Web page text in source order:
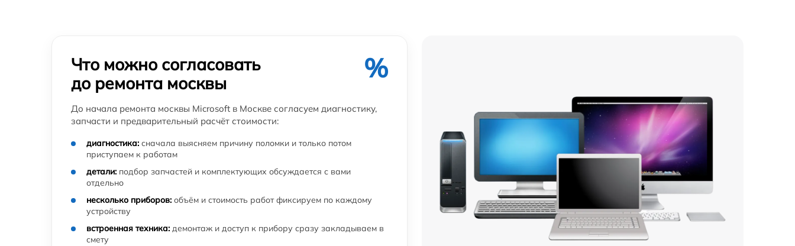
Что можно согласовать
до ремонта москвы
%
До начала ремонта москвы Microsoft в Москве согласуем диагностику,
запчасти и предварительный расчёт стоимости:
диагностика: сначала выясняем причину поломки и только потом
приступаем к работам
детали: подбор запчастей и комплектующих обсуждается с вами
отдельно
несколько приборов: объём и стоимость работ фиксируем по каждому
устройству
встроенная техника: демонтаж и доступ к прибору сразу закладываем в
смету